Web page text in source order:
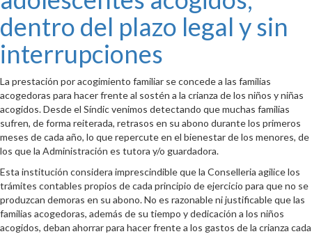
dentro del plazo legal y sin
interrupciones
La prestación por acogimiento familiar se concede a las familias
acogedoras para hacer frente al sostén a la crianza de los niños y niñas
acogidos. Desde el Síndic venimos detectando que muchas familias
sufren, de forma reiterada, retrasos en su abono durante los primeros
meses de cada año, lo que repercute en el bienestar de los menores, de
los que la Administración es tutora y/o guardadora.
Esta institución considera imprescindible que la Conselleria agilice los
trámites contables propios de cada principio de ejercicio para que no se
produzcan demoras en su abono. No es razonable ni justificable que las
familias acogedoras, además de su tiempo y dedicación a los niños
acogidos, deban ahorrar para hacer frente a los gastos de la crianza cada